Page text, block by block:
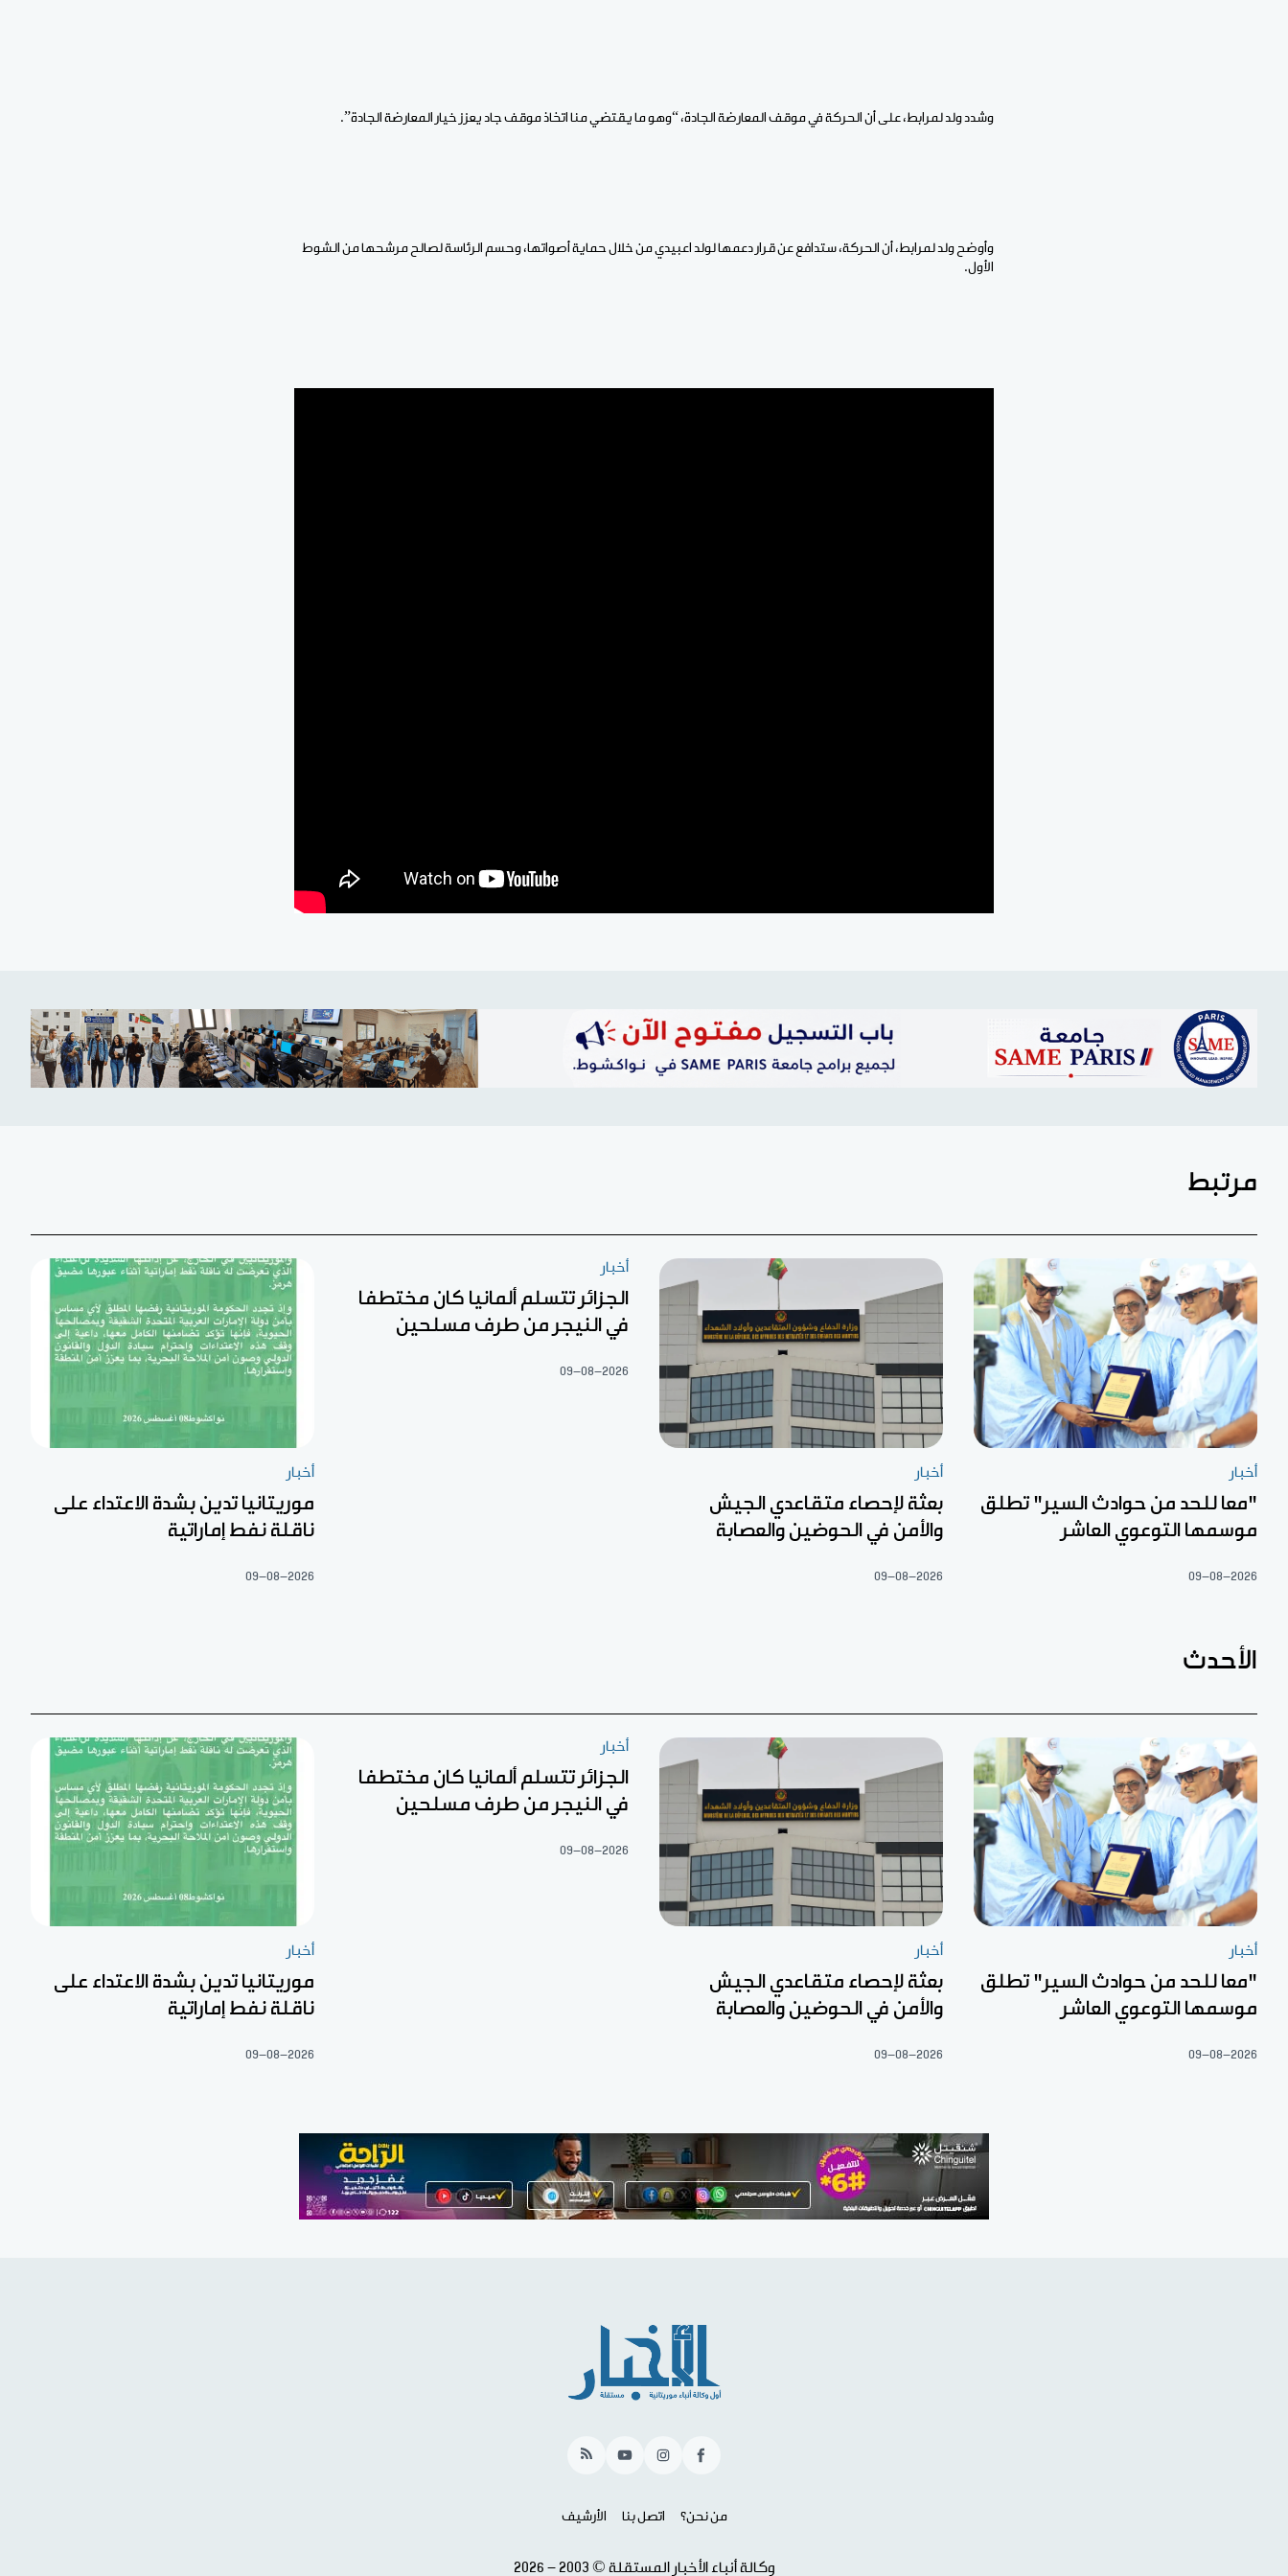
وشدد ولد لمرابط، على أن الحركة في موقف المعارضة الجادة، “وهو ما يقتضي منا اتخاذ موقف جاد يعزز خيار المعارضة الجادة”.
وأوضح ولد لمرابط، أن الحركة، ستدافع عن قرار دعمها لولد اعبيدي من خلال حماية أصواتها، وحسم الرئاسة لصالح مرشحها من الشوط
الأول.
مرتبط
أخبار
"معا للحد من حوادث السير" تطلق
موسمها التوعوي العاشر
09-08-2026
أخبار
بعثة لإحصاء متقاعدي الجيش
والأمن في الحوضين والعصابة
09-08-2026
أخبار
الجزائر تتسلم ألمانيا كان مختطفا
في النيجر من طرف مسلحين
09-08-2026
أخبار
موريتانيا تدين بشدة الاعتداء على
ناقلة نفط إماراتية
09-08-2026
الأحدث
أخبار
"معا للحد من حوادث السير" تطلق
موسمها التوعوي العاشر
09-08-2026
أخبار
بعثة لإحصاء متقاعدي الجيش
والأمن في الحوضين والعصابة
09-08-2026
أخبار
الجزائر تتسلم ألمانيا كان مختطفا
في النيجر من طرف مسلحين
09-08-2026
أخبار
موريتانيا تدين بشدة الاعتداء على
ناقلة نفط إماراتية
09-08-2026
Facebook
Instagram
YouTube
RSS
من نحن؟ اتصل بنا الأرشيف
وكالة أنباء الأخبار المستقلة © 2003 - 2026